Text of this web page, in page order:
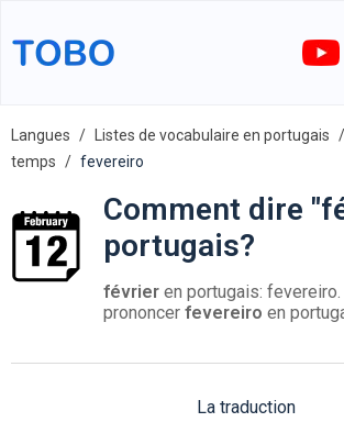
Langues Listes de vocabulaire en portugais
temps
fevereiro
Comment dire
portugais?
février en portugais:
prononcerfevereiro en
La traduction